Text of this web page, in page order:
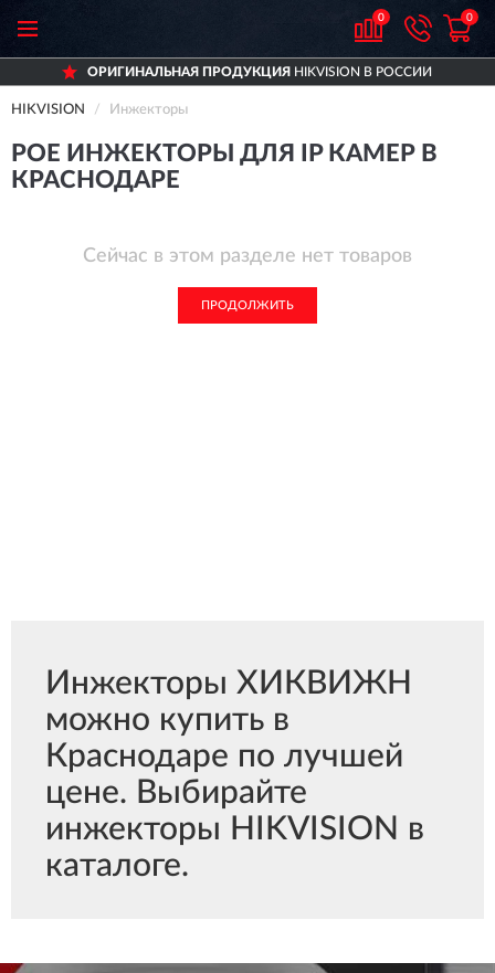
0 0
ОРИГИНАЛЬНАЯ ПРОДУКЦИЯ HIKVISION В РОССИИ
HIKVISION Инжекторы
POE ИНЖЕКТОРЫ ДЛЯ IP КАМЕР В
КРАСНОДАРЕ
Сейчас в этом разделе нет товаров
ПРОДОЛЖИТЬ
Инжекторы ХИКВИЖН
можно купить в
Краснодаре по лучшей
цене. Выбирайте
инжекторы HIKVISION в
каталоге.